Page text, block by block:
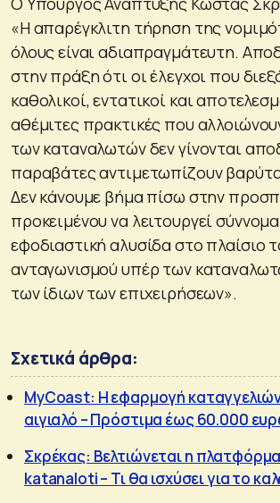
«Η απαρέγκλιτη τήρηση της
όλους είναι αδιαπραγμάτευτη.
στην πράξη ότι οι έλεγχοι που
καθολικοί, εντατικοί και
αθέμιτες πρακτικές που
των καταναλωτών δεν γίνονται
παραβάτες αντιμετωπίζουν
Δεν κάνουμε βήμα πίσω στην
προκειμένου να λειτουργεί
εφοδιαστική αλυσίδα στο πλαίσιο
ανταγωνισμού υπέρ των
των ίδιων των επιχειρήσεων».
Σχετικά άρθρα:
MyCoast: Η εφαρμογή καταγγελιών
αιγιαλό – Πρόστιμα έως 60.000
Σκρέκας: Βελτιώνεται η
katanaloti – Τι θα ισχύσει για το